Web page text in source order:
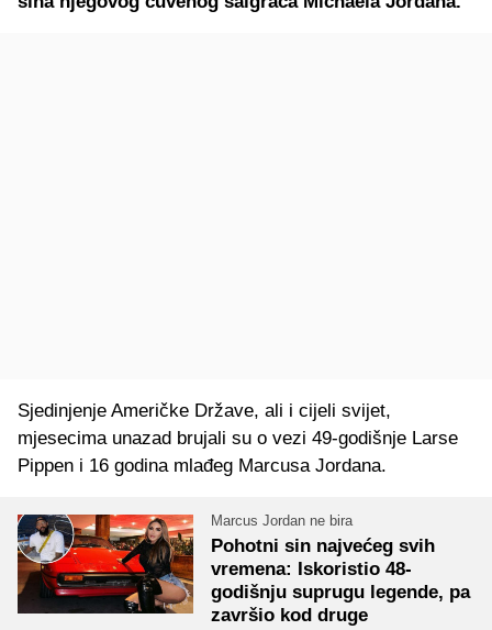
Sjedinjenje Američke Države, ali i cijeli svijet,
mjesecima unazad brujali su o vezi 49-godišnje Larse
Pippen i 16 godina mlađeg Marcusa Jordana.
Marcus Jordan ne bira
Pohotni sin najvećeg svih
vremena: Iskoristio 48-
godišnju suprugu legende, pa
završio kod druge